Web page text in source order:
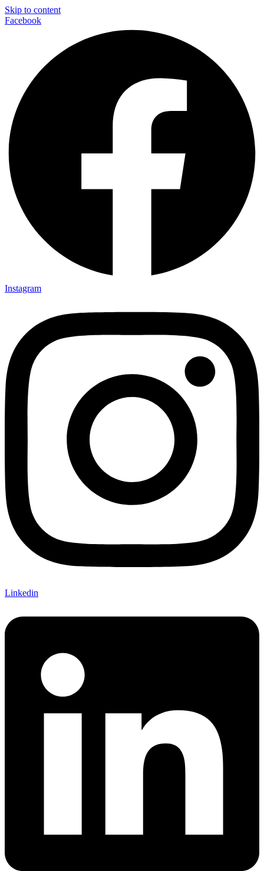
Skip to content
Facebook
Instagram
Linkedin